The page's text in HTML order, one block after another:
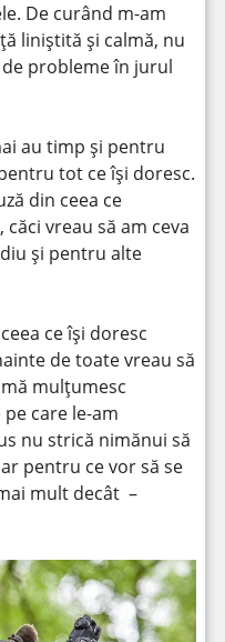
De curând m-am
liniștită și calmă, nu
probleme în jurul
au timp și pentru
tot ce își doresc.
din ceea ce
vreau să am ceva
și pentru alte
ce își doresc
de toate vreau să
mulțumesc
care le-am
nu strică nimănui să
pentru ce vor să se
mult decât –